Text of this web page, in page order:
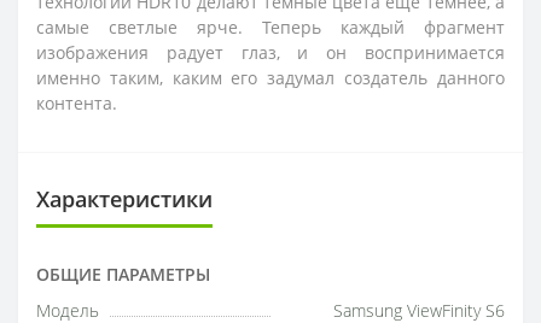
самые светлые ярче. Теперь каждый фрагмент
изображения радует глаз, и он воспринимается
именно таким, каким его задумал создатель данного
контента.
Характеристики
ОБЩИЕ ПАРАМЕТРЫ
Модель
Samsung ViewFinity S6